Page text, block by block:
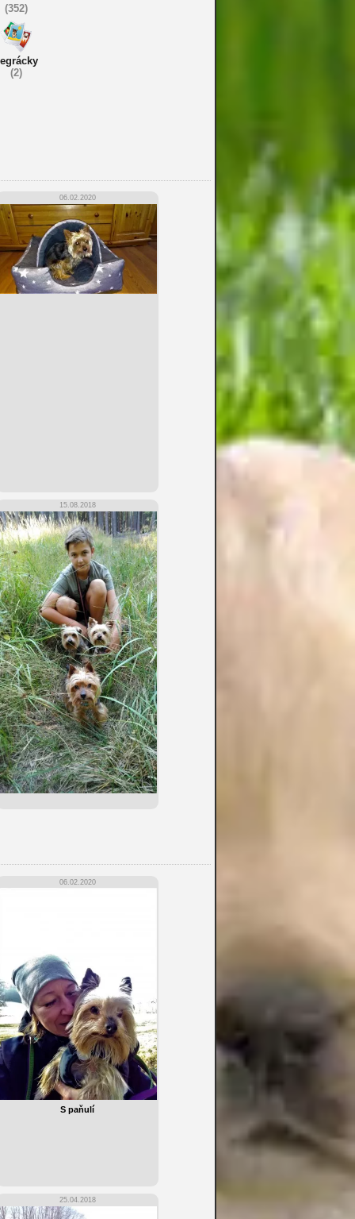
(352)
(2)
06.02.2020
15.08.2018
06.02.2020
S paňulí
25.04.2018